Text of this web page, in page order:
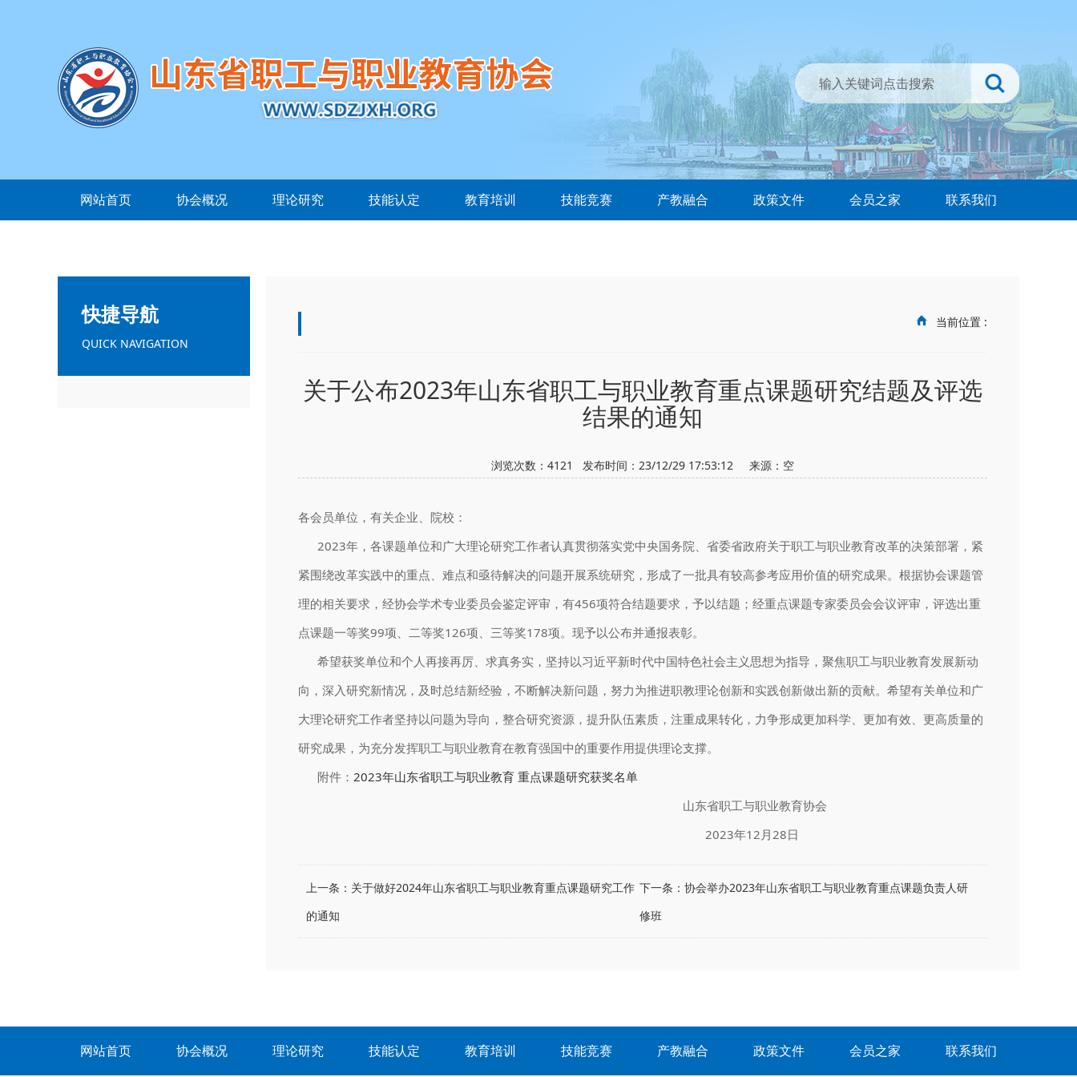
网站首页 协会概况 理论研究 技能认定 教育培训 技能竞赛 产教融合 政策文件 会员之家 联系我们
快捷导航
QUICK NAVIGATION
当前位置 :
关于公布2023年山东省职工与职业教育重点课题研究结题及评选
结果的通知
浏览次数： 4121 发布时间：23/12/29 17:53:12 来源： 空
各会员单位，有关企业、院校：
2023年，各课题单位和广大理论研究工作者认真贯彻落实党中央国务院、省委省政府关于职工与职业教育改革的决策部署，紧
紧围绕改革实践中的重点、难点和亟待解决的问题开展系统研究，形成了一批具有较高参考应用价值的研究成果。根据协会课题管
理的相关要求，经协会学术专业委员会鉴定评审，有456项符合结题要求，予以结题；经重点课题专家委员会会议评审，评选出重
点课题一等奖99项、二等奖126项、三等奖178项。现予以公布并通报表彰。
希望获奖单位和个人再接再厉、求真务实，坚持以习近平新时代中国特色社会主义思想为指导，聚焦职工与职业教育发展新动
向，深入研究新情况，及时总结新经验，不断解决新问题，努力为推进职教理论创新和实践创新做出新的贡献。希望有关单位和广
大理论研究工作者坚持以问题为导向，整合研究资源，提升队伍素质，注重成果转化，力争形成更加科学、更加有效、更高质量的
研究成果，为充分发挥职工与职业教育在教育强国中的重要作用提供理论支撑。
附件： 2023年山东省职工与职业教育 重点课题研究获奖名单
山东省职工与职业教育协会
2023年12月28日
上一条： 关于做好2024年山东省职工与职业教育重点课题研究工作
的通知
下一条： 协会举办2023年山东省职工与职业教育重点课题负责人研
修班
网站首页 协会概况 理论研究 技能认定 教育培训 技能竞赛 产教融合 政策文件 会员之家 联系我们